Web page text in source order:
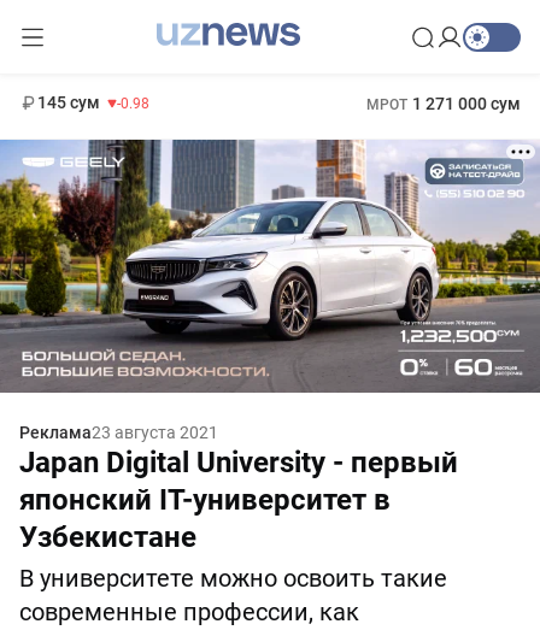
145 сум -0.98 МРОТ 1 271 000 сум
Реклама23 августа 2021
Japan Digital University - первый
японский IT-университет в
Узбекистане
В университете можно освоить такие
современные профессии, как